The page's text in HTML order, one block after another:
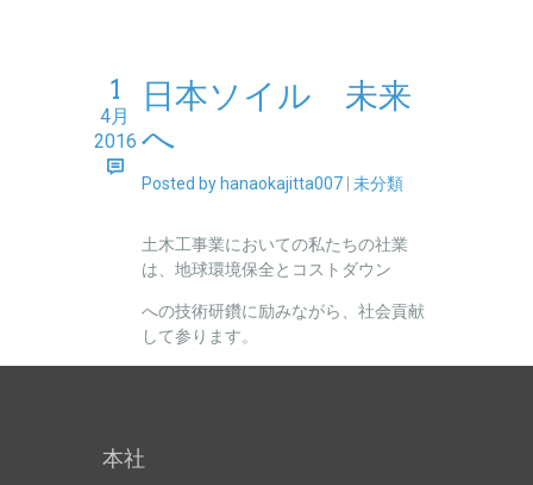
1
4月
2016
日本ソイル 未来
へ
Posted by hanaokajitta007 未分類
土木工事業においての私たちの社業
は、地球環境保全とコストダウン
への技術研鑽に励みながら、社会貢献
して参ります。
本社